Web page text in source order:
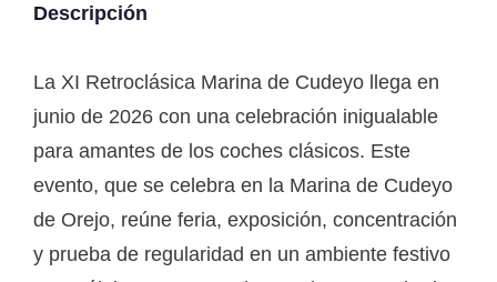
Descripción
La XI Retroclásica Marina de Cudeyo llega en
junio de 2026 con una celebración inigualable
para amantes de los coches clásicos. Este
evento, que se celebra en la Marina de Cudeyo
de Orejo, reúne feria, exposición, concentración
y prueba de regularidad en un ambiente festivo